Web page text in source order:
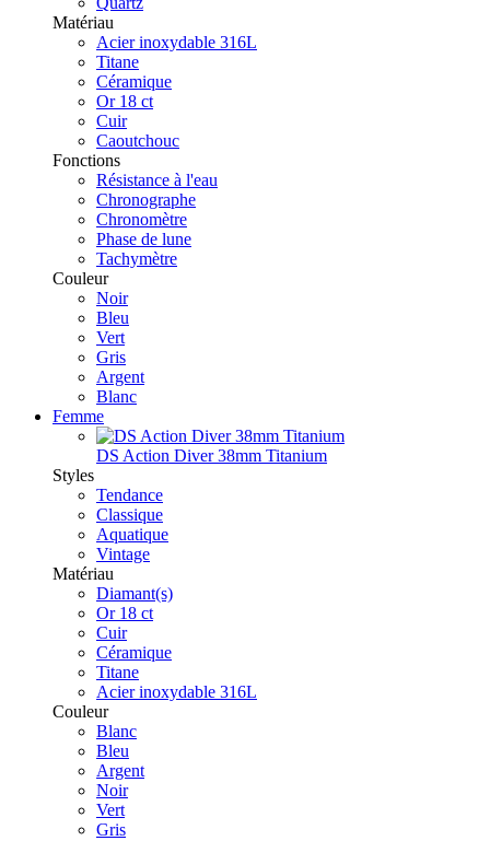
Matériau
Acier inoxydable 316L
Titane
Céramique
Or 18 ct
Cuir
Caoutchouc
Fonctions
Résistance à l'eau
Chronographe
Chronomètre
Phase de lune
Tachymètre
Couleur
Noir
Bleu
Vert
Gris
Argent
Blanc
Femme
DS Action Diver 38mm Titanium
Styles
Tendance
Classique
Aquatique
Vintage
Matériau
Diamant(s)
Or 18 ct
Cuir
Céramique
Titane
Acier inoxydable 316L
Couleur
Blanc
Bleu
Argent
Noir
Vert
Gris